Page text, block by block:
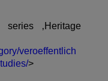
‚Heritage
veroeffentlich
>